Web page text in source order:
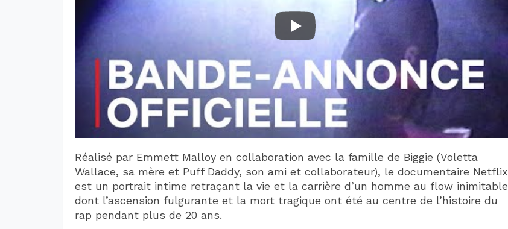
Réalisé par Emmett Malloy en collaboration avec la famille de Biggie (Voletta
Wallace, sa mère et Puff Daddy, son ami et collaborateur), le documentaire Netflix
est un portrait intime retraçant la vie et la carrière d’un homme au flow inimitable
dont l’ascension fulgurante et la mort tragique ont été au centre de l’histoire du
rap pendant plus de 20 ans.